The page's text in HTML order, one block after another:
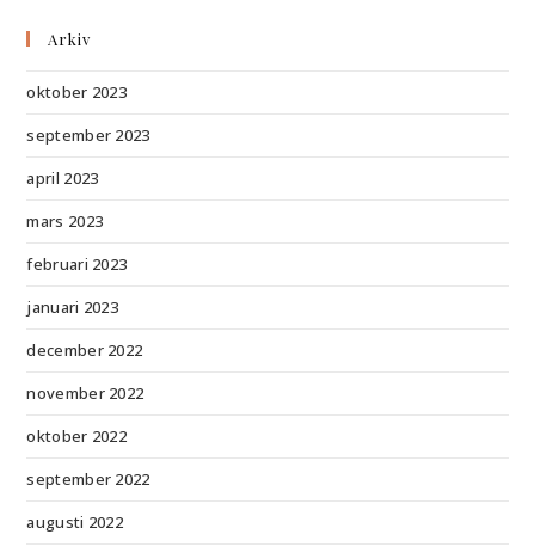
Arkiv
oktober 2023
september 2023
april 2023
mars 2023
februari 2023
januari 2023
december 2022
november 2022
oktober 2022
september 2022
augusti 2022